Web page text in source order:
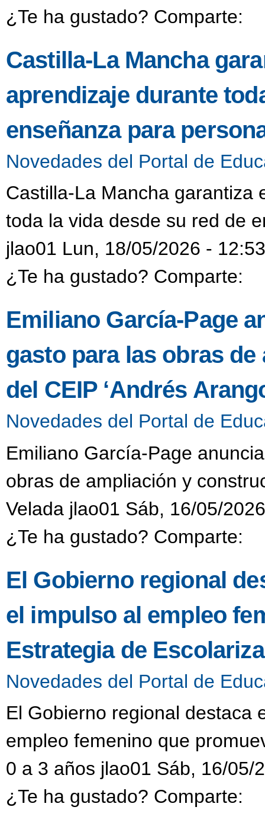
¿Te ha gustado? Comparte:
Castilla-La Mancha
aprendizaje durante
enseñanza para
Novedades del Portal de
Castilla-La Mancha garantiza
toda la vida desde su red de
jlao01 Lun, 18/05/2026 - 12:53
¿Te ha gustado? Comparte:
Emiliano García-Page
gasto para las obras
del CEIP ‘Andrés
Novedades del Portal de
Emiliano García-Page
obras de ampliación y
Velada jlao01 Sáb, 16/05/
¿Te ha gustado? Comparte:
El Gobierno regional
el impulso al empleo
Estrategia de
Novedades del Portal de
El Gobierno regional destaca
empleo femenino que
0 a 3 años jlao01 Sáb, 16/05/
¿Te ha gustado? Comparte: